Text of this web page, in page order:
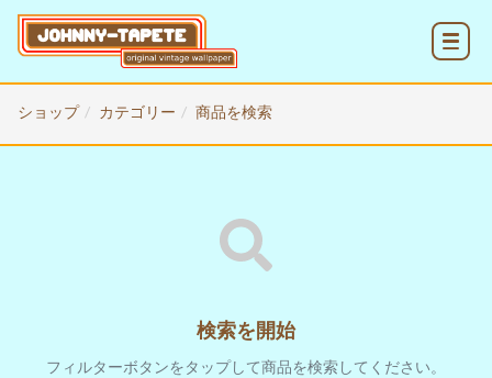
ショップ カテゴリー 商品を検索
検索を開始
フィルターボタンをタップして商品を検索してください。